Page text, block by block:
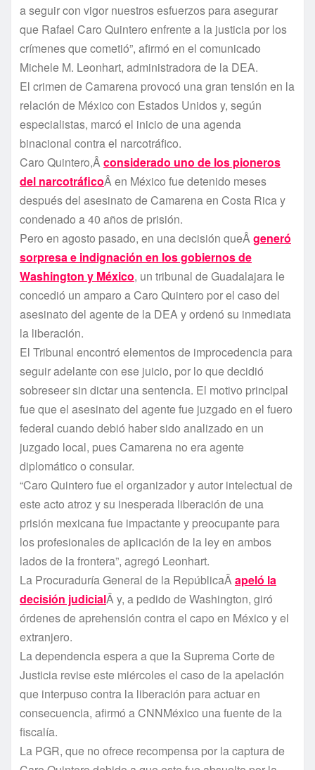
a seguir con vigor nuestros esfuerzos para asegurar
que Rafael Caro Quintero enfrente a la justicia por los
crí­menes que cometió”, afirmó en el comunicado
Michele M. Leonhart, administradora de la DEA.
El crimen de Camarena provocó una gran tensión en la
relación de México con Estados Unidos y, según
especialistas, marcó el inicio de una agenda
binacional contra el narcotráfico.
Caro Quintero,Âconsiderado uno de los pioneros
del narcotráficoÂ en México fue detenido meses
después del asesinato de Camarena en Costa Rica y
condenado a 40 años de prisión.
Pero en agosto pasado, en una decisión queÂgeneró
sorpresa e indignación en los gobiernos de
Washington y México, un tribunal de Guadalajara le
concedió un amparo a Caro Quintero por el caso del
asesinato del agente de la DEA y ordenó su inmediata
la liberación.
El Tribunal encontró elementos de improcedencia para
seguir adelante con ese juicio, por lo que decidió
sobreseer sin dictar una sentencia. El motivo principal
fue que el asesinato del agente fue juzgado en el fuero
federal cuando debió haber sido analizado en un
juzgado local, pues Camarena no era agente
diplomático o consular.
“Caro Quintero fue el organizador y autor intelectual de
este acto atroz y su inesperada liberación de una
prisión mexicana fue impactante y preocupante para
los profesionales de aplicación de la ley en ambos
lados de la frontera”, agregó Leonhart.
La Procuradurí­a General de la RepúblicaÂapeló la
decisión judicialÂ y, a pedido de Washington, giró
órdenes de aprehensión contra el capo en México y el
extranjero.
La dependencia espera a que la Suprema Corte de
Justicia revise este miércoles el caso de la apelación
que interpuso contra la liberación para actuar en
consecuencia, afirmó a CNNMéxico una fuente de la
fiscalí­a.
La PGR, que no ofrece recompensa por la captura de